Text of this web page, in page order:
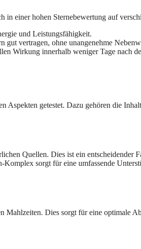
einer hohen Sternebewertung auf
und Leistungsfähigkeit.
gut vertragen, ohne unangenehme
Wirkung innerhalb weniger Tage nach
Aspekten getestet. Dazu gehören die
Quellen. Dies ist ein
sorgt für eine umfassende
Dies sorgt für eine optimale